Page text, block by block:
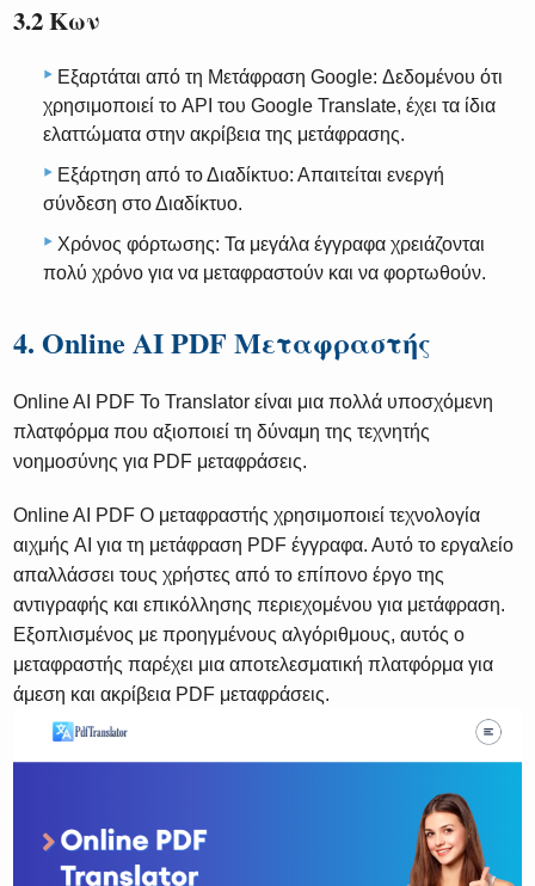
3.2 Κων
Εξαρτάται από τη Μετάφραση Google: Δεδομένου ότι
χρησιμοποιεί το API του Google Translate, έχει τα ίδια
ελαττώματα στην ακρίβεια της μετάφρασης.
Εξάρτηση από το Διαδίκτυο: Απαιτείται ενεργή
σύνδεση στο Διαδίκτυο.
Χρόνος φόρτωσης: Τα μεγάλα έγγραφα χρειάζονται
πολύ χρόνο για να μεταφραστούν και να φορτωθούν.
4. Online AI PDF Μεταφραστής
Online AI PDF Το Translator είναι μια πολλά υποσχόμενη
πλατφόρμα που αξιοποιεί τη δύναμη της τεχνητής
νοημοσύνης για PDF μεταφράσεις.
Online AI PDF Ο μεταφραστής χρησιμοποιεί τεχνολογία
αιχμής AI για τη μετάφραση PDF έγγραφα. Αυτό το εργαλείο
απαλλάσσει τους χρήστες από το επίπονο έργο της
αντιγραφής και επικόλλησης περιεχομένου για μετάφραση.
Εξοπλισμένος με προηγμένους αλγόριθμους, αυτός ο
μεταφραστής παρέχει μια αποτελεσματική πλατφόρμα για
άμεση και ακρίβεια PDF μεταφράσεις.